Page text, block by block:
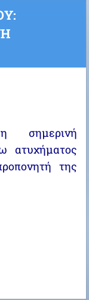
η σημερινή
ατυχήματος
της